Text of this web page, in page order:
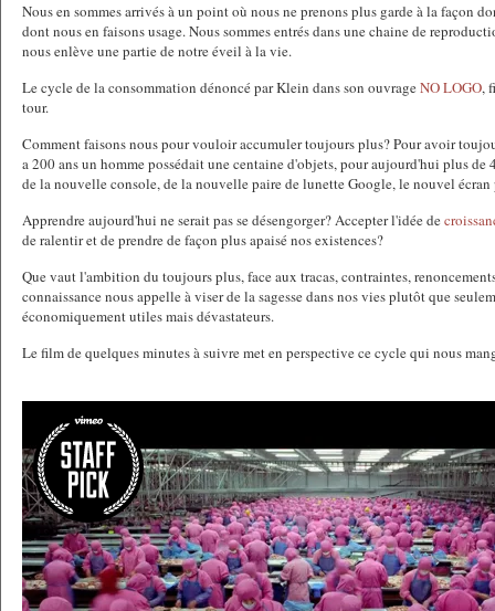
Nous en sommes arrivés à un point où nous ne prenons plus garde à la façon
dont nous en faisons usage. Nous sommes entrés dans une chaine de
nous enlève une partie de notre éveil à la vie.
Le cycle de la consommation dénoncé par Klein dans son ouvrageNO LOGO,
tour.
Comment faisons nous pour vouloir accumuler toujours plus? Pour avoir
a 200 ans un homme possédait une centaine d'objets, pour aujourd'hui plus
de la nouvelle console, de la nouvelle paire de lunette Google, le nouvel écran
Apprendre aujourd'hui ne serait pas se désengorger? Accepter l'idée de
de ralentir et de prendre de façon plus apaisé nos existences?
Que vaut l'ambition du toujours plus, face aux tracas, contraintes,
connaissance nous appelle à viser de la sagesse dans nos vies plutôt que
économiquement utiles mais dévastateurs.
Le film de quelques minutes à suivre met en perspective ce cycle qui nous